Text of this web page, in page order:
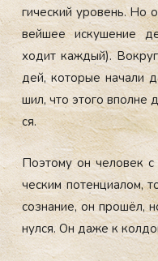
гичес­кий уро­вень. Но
вей­шее ис­ку­шение
ходит каж­дый).
дей, ко­торые на­чали
шил, что это­го впол­не
ся.
По­это­му он че­ловек
чес­ким по­тен­ци­алом,
соз­на­ние, он про­шёл,
нул­ся. Он да­же к